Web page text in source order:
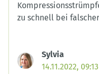
zu schnell bei
Sylvia
14.11.2022, 09:13